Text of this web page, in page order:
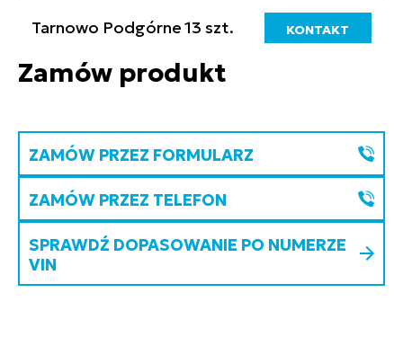
Tarnowo Podgórne13 szt. KONTAKT
Zamów produkt
ZAMÓW PRZEZ FORMULARZ
ZAMÓW PRZEZ TELEFON
SPRAWDŹ DOPASOWANIE PO NUMERZE
VIN